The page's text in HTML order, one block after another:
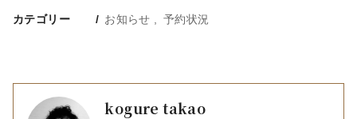
カテゴリー お知らせ 予約状況
kogure takao